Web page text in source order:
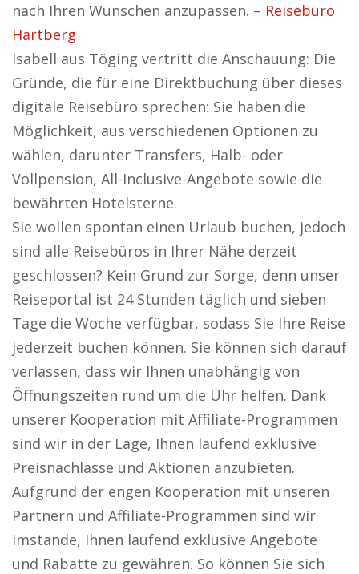
nach Ihren Wünschen anzupassen. – Reisebüro
Hartberg
Isabell aus Töging vertritt die Anschauung: Die
Gründe, die für eine Direktbuchung über dieses
digitale Reisebüro sprechen: Sie haben die
Möglichkeit, aus verschiedenen Optionen zu
wählen, darunter Transfers, Halb- oder
Vollpension, All-Inclusive-Angebote sowie die
bewährten Hotelsterne.
Sie wollen spontan einen Urlaub buchen, jedoch
sind alle Reisebüros in Ihrer Nähe derzeit
geschlossen? Kein Grund zur Sorge, denn unser
Reiseportal ist 24 Stunden täglich und sieben
Tage die Woche verfügbar, sodass Sie Ihre Reise
jederzeit buchen können. Sie können sich darauf
verlassen, dass wir Ihnen unabhängig von
Öffnungszeiten rund um die Uhr helfen. Dank
unserer Kooperation mit Affiliate-Programmen
sind wir in der Lage, Ihnen laufend exklusive
Preisnachlässe und Aktionen anzubieten.
Aufgrund der engen Kooperation mit unseren
Partnern und Affiliate-Programmen sind wir
imstande, Ihnen laufend exklusive Angebote
und Rabatte zu gewähren. So können Sie sich